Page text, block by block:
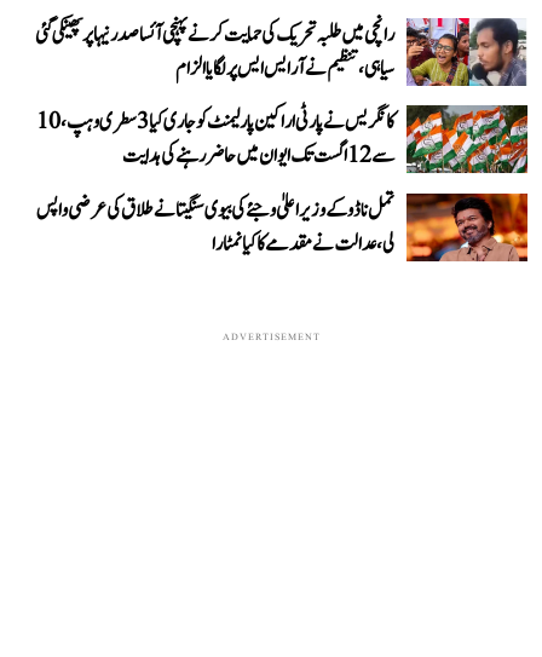
رانچی میں طلبہ تحریک کی حمایت کرنے پہنچی آئسا صدر نیہا پر پھینکی گئی
سیاہی، تنظیم نے آر ایس ایس پر لگایا الزام
کانگریس نے پارٹی اراکین پارلیمنٹ کو جاری کیا 3 سطری وہپ، 10
سے 12 اگست تک ایوان میں حاضر رہنے کی ہدایت
تمل ناڈو کے وزیر اعلیٰ وجئے کی بیوی سنگیتا نے طلاق کی عرضی واپس
لی، عدالت نے مقدمے کا کیا نمٹارا
ADVERTISEMENT